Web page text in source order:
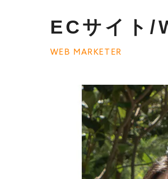
ECサイト/
WEB MARKETER